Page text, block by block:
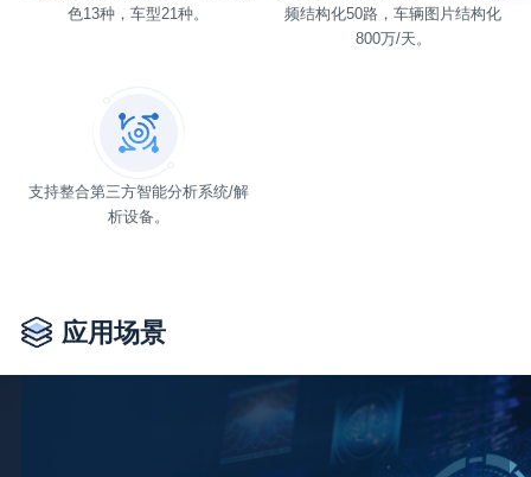
色13种，车型21种。
频结构化50路，车辆图片结构化
800万/天。
支持整合第三方智能分析系统/解
析设备。
应用场景